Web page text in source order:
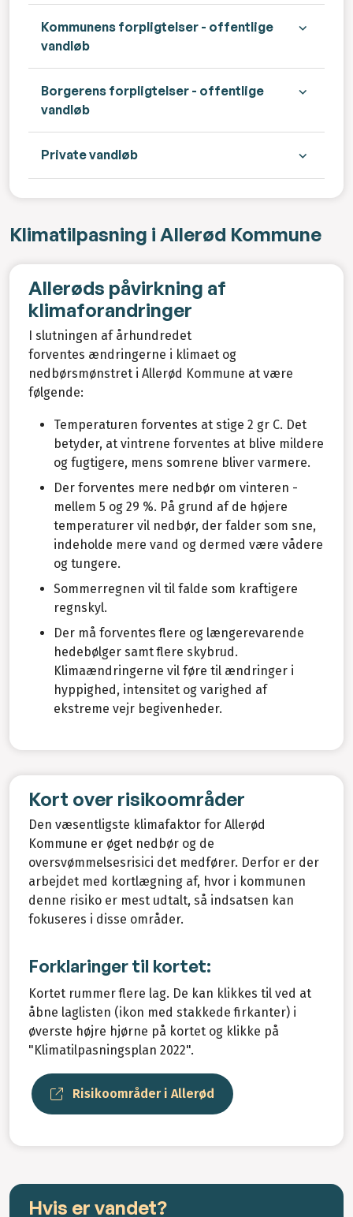
Kommunens forpligtelser - offentlige
vandløb
Borgerens forpligtelser - offentlige
vandløb
Private vandløb
Klimatilpasning i Allerød Kommune
Allerøds påvirkning af
klimaforandringer
I slutningen af århundredet
forventes ændringerne i klimaet og
nedbørsmønstret i Allerød Kommune at være
følgende:
Temperaturen forventes at stige 2 gr C. Det
betyder, at vintrene forventes at blive mildere
og fugtigere, mens somrene bliver varmere.
Der forventes mere nedbør om vinteren -
mellem 5 og 29 %. På grund af de højere
temperaturer vil nedbør, der falder som sne,
indeholde mere vand og dermed være vådere
og tungere.
Sommerregnen vil til falde som kraftigere
regnskyl.
Der må forventes flere og længerevarende
hedebølger samt flere skybrud.
Klimaændringerne vil føre til ændringer i
hyppighed, intensitet og varighed af
ekstreme vejr begivenheder.
Kort over risikoområder
Den væsentligste klimafaktor for Allerød
Kommune er øget nedbør og de
oversvømmelsesrisici det medfører. Derfor er der
arbejdet med kortlægning af, hvor i kommunen
denne risiko er mest udtalt, så indsatsen kan
fokuseres i disse områder.
Forklaringer til kortet:
Kortet rummer flere lag. De kan klikkes til ved at
åbne laglisten (ikon med stakkede firkanter) i
øverste højre hjørne på kortet og klikke på
"Klimatilpasningsplan 2022".
Risikoområder i Allerød
Hvis er vandet?